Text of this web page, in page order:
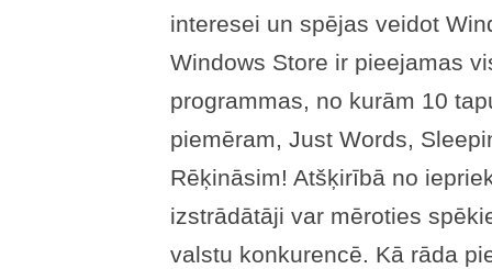
interesei un spējas veidot
Windows Store ir pieejamas
programmas, no kurām 10
piemēram, Just Words,
Rēķināsim! Atšķirībā no
izstrādātāji var mēroties
valstu konkurencē. Kā rāda